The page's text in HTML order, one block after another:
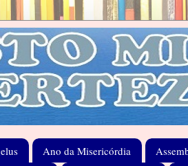
Ano da Misericórdia